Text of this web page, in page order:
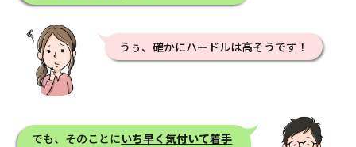
うぅ、確かにハードルは高そうです！
でも、そのことにいち早く気付いて着手